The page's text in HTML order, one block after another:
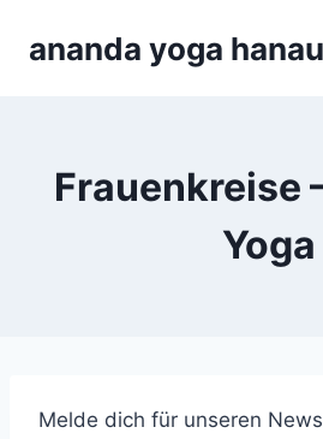
Inhaltananda yoga hanau
Frauenkreise
Yoga
Melde dich für unseren